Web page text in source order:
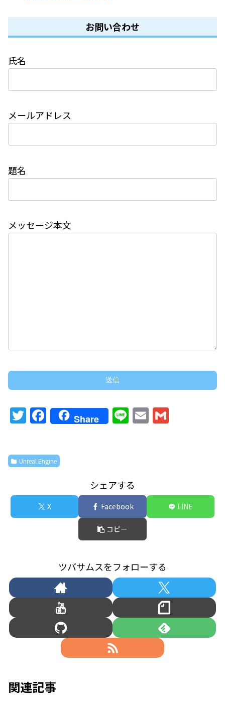
お問い合わせ
氏名
メールアドレス
題名
メッセージ本文
T
w
er
F
a
e
o
o
Share Li
n
E
m
Unreal Engine
シェアする
X Facebook LINE
コピー
ツバサムスをフォローする
関連記事